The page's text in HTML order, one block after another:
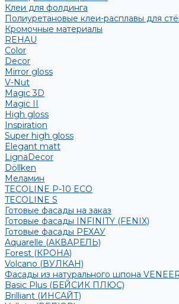
Клеи для фолдинга
Полиуретановые клеи-расплавы для
Кромочные материалы
REHAU
Color
Decor
Mirror gloss
V-Nut
Magic 3D
Magic II
High gloss
Inspiration
Super high gloss
Elegant matt
LignaDecor
Döllken
Меламин
TECOLINE P-10 ECO
TECOLINE S
Готовые фасады на заказ
Готовые фасады INFINITY (FENIX)
Готовые фасады РЕХАУ
Aquarelle (АКВАРЕЛЬ)
Forest (КРОНА)
Volcano (ВУЛКАН)
Фасады из натурального шпона
Basic Plus (БЕЙСИК ПЛЮС)
Brilliant (ИНСАЙТ)